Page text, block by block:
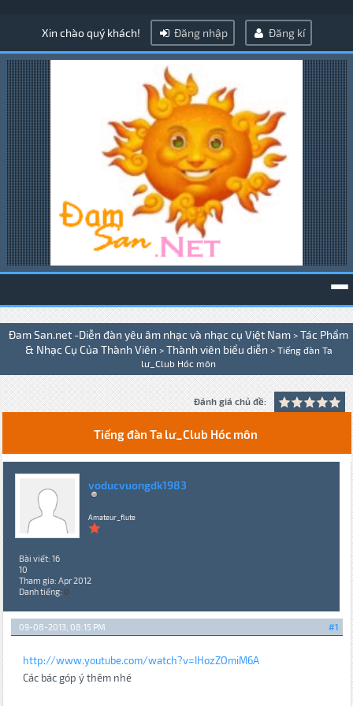
Xin chào quý khách! Đăng nhập Đăng kí
Đam San.net -Diễn đàn yêu âm nhạc và nhạc cụ Việt Nam > Tác Phẩm
& Nhạc Cụ Của Thành Viên > Thành viên biểu diễn > Tiếng đàn Ta
lư_Club Hóc môn
Đánh giá chủ đề:
Tiếng đàn Ta lư_Club Hóc môn
voducvuongdk1983
Amateur_flute
Bài viết: 16
10
Tham gia: Apr 2012
Danh tiếng: 0
#1
09-08-2013, 08:15 PM
http://www.youtube.com/watch?v=IHozZOmiM6A
Các bác góp ý thêm nhé